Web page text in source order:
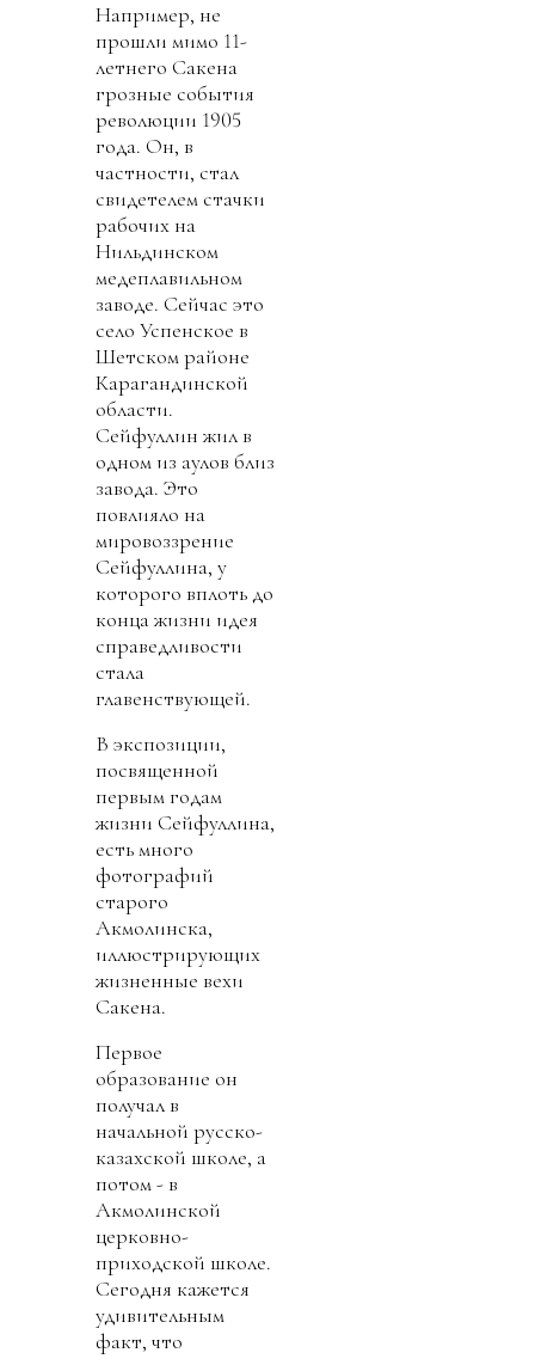
Например, не
прошли мимо 11-
летнего Сакена
грозные события
революции 1905
года. Он, в
частности, стал
свидетелем стачки
рабочих на
Нильдинском
медеплавильном
заводе. Сейчас это
село Успенское в
Шетском районе
Карагандинской
области.
Сейфуллин жил в
одном из аулов близ
завода. Это
повлияло на
мировоззрение
Сейфуллина, у
которого вплоть до
конца жизни идея
справедливости
стала
главенствующей.
В экспозиции,
посвященной
первым годам
жизни Сейфуллина,
есть много
фотографий
старого
Акмолинска,
иллюстрирующих
жизненные вехи
Сакена.
Первое
образование он
получал в
начальной русско-
казахской школе, а
потом - в
Акмолинской
церковно-
приходской школе.
Сегодня кажется
удивительным
факт, что